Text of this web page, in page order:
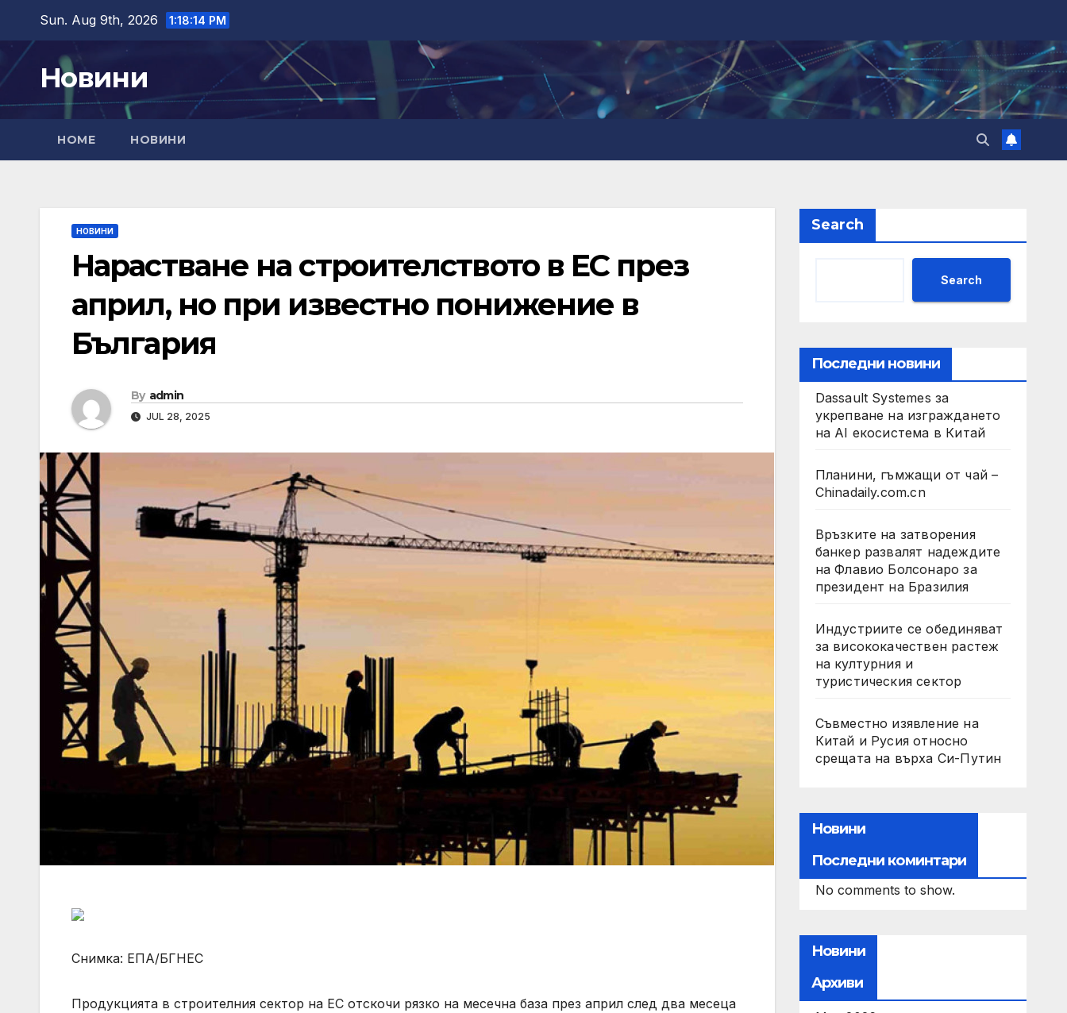
content
Sun. Aug 9th, 2026 1:18:15 PM
Новини
HOME НОВИНИ
НОВИНИ
Нарастване на строителството в ЕС през
април, но при известно понижение в
България
By admin
JUL 28, 2025
Снимка: ЕПА/БГНЕС
Продукцията в строителния сектор на ЕС отскочи рязко на месечна база през април след два месеца
Search
Search
Последни новини
Dassault Systemes за
укрепване на изграждането
на AI екосистема в Китай
Планини, гъмжащи от чай –
Chinadaily.com.cn
Връзките на затворения
банкер развалят надеждите
на Флавио Болсонаро за
президент на Бразилия
Индустриите се обединяват
за висококачествен растеж
на културния и
туристическия сектор
Съвместно изявление на
Китай и Русия относно
срещата на върха Си-Путин
Новини
Последни коминтари
No comments to show.
Новини
Архиви